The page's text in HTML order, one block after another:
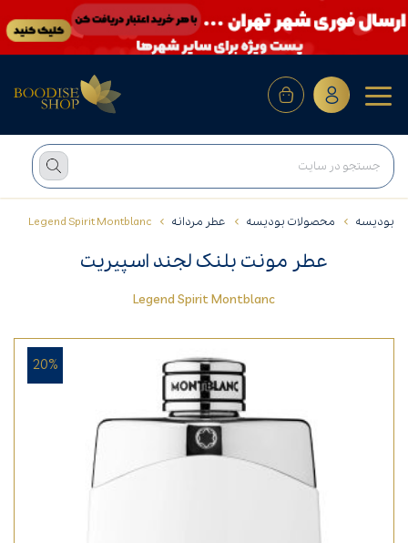
بودیسه محصولات بودیسه عطر مردانه Legend Spirit Montblanc
عطر مونت بلنک لجند اسپیریت
Legend Spirit Montblanc
20%